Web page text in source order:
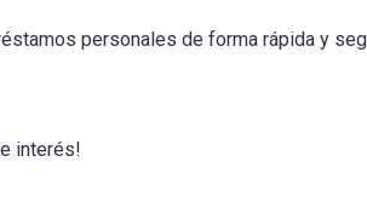
personales de forma rápida y
interés!